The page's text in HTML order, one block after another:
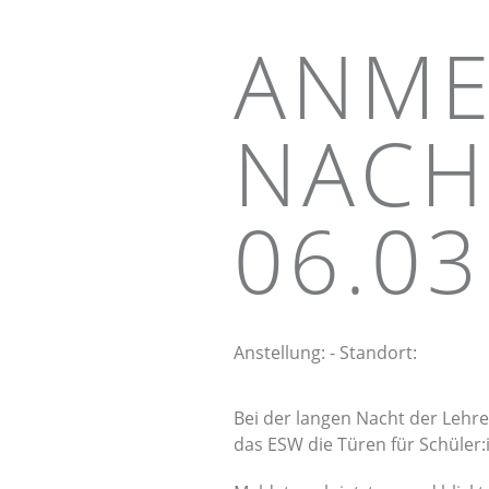
Anstellung: - Standort:
Bei der langen Nacht der
das ESW die Türen für